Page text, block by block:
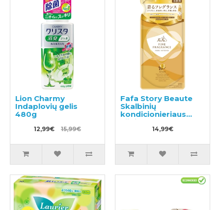
Lion Charmy
Indaplovių gelis
480g
12,99€ 15,99€
Fafa Story Beaute
Skalbinių
kondicionieriaus
užpildas 500ml
14,99€